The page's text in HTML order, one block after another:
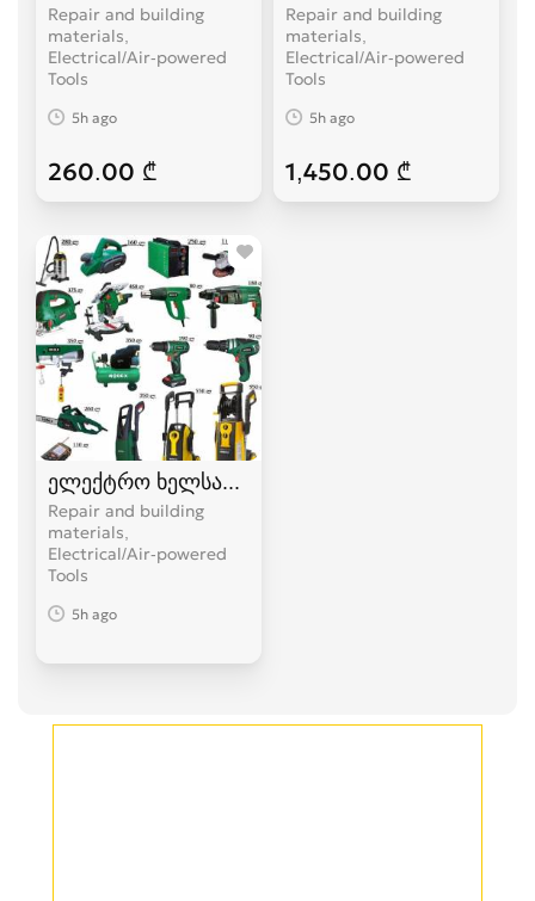
Repair and building
materials,
Electrical/Air-powered
Tools
5h ago
260.00 ₾
Repair and building
materials,
Electrical/Air-powered
Tools
5h ago
1,450.00 ₾
ელექტრო ხელსაწყოები
Repair and building
materials,
Electrical/Air-powered
Tools
5h ago